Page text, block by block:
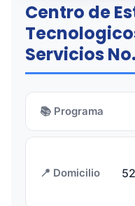
Centro de
Servicios
📚 Programa
📍 Domicilio